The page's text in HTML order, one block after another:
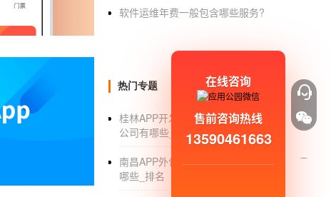
趣，从而使得用户的微信斗图水平有所提高，
软件运维年费一般包含哪些服务?
热门专题
桂林APP开发商_桂林手机APP开发
公司有哪些_移动端手机制作
南昌APP外包_南昌APP外包公司有
哪些_排名
在线咨询
售前咨询热线
13590461663